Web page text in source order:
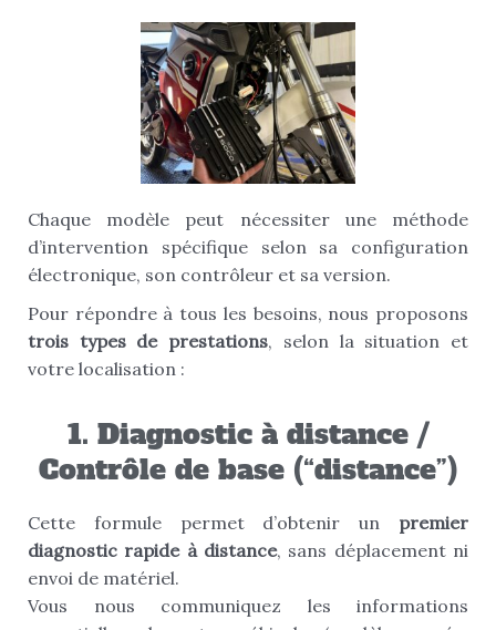
Chaque modèle peut nécessiter une méthode
d’intervention spécifique selon sa configuration
électronique, son contrôleur et sa version.
Pour répondre à tous les besoins, nous proposons
trois types de prestations, selon la situation et
votre localisation :
1. Diagnostic à distance /
Contrôle de base (“distance”)
Cette formule permet d’obtenir un premier
diagnostic rapide à distance, sans déplacement ni
envoi de matériel.
Vous nous communiquez les informations